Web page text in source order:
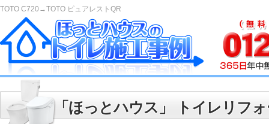
TOTO C720→TOTO ピュアレストQR
「ほっとハウス」 トイレリフ